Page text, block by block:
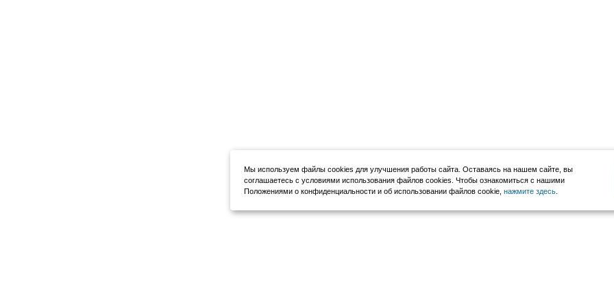
Мы используем файлы cookies для улучшения работы сайта. Оставаясь на нашем сайте, вы
соглашаетесь с условиями использования файлов cookies. Чтобы ознакомиться с нашими
Положениями о конфиденциальности и об использовании файлов cookie, нажмите здесь